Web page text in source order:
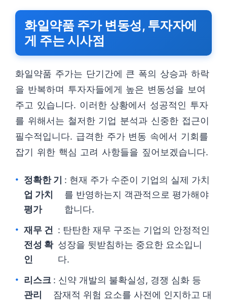
화일약품 주가 변동성, 투자자에
게 주는 시사점
화일약품 주가는 단기간에 큰 폭의 상승과 하락
을 반복하며 투자자들에게 높은 변동성을 보여
주고 있습니다. 이러한 상황에서 성공적인 투자
를 위해서는 철저한 기업 분석과 신중한 접근이
필수적입니다. 급격한 주가 변동 속에서 기회를
잡기 위한 핵심 고려 사항들을 짚어보겠습니다.
정확한 기
업 가치
평가
: 현재 주가 수준이 기업의 실제 가치
를 반영하는지 객관적으로 평가해야
합니다.
재무 건
전성 확
인
: 탄탄한 재무 구조는 기업의 안정적인
성장을 뒷받침하는 중요한 요소입니
다.
리스크
관리
: 신약 개발의 불확실성, 경쟁 심화 등
잠재적 위험 요소를 사전에 인지하고 대